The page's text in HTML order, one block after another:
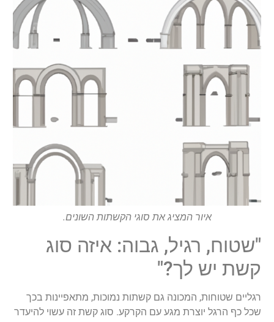
איור המציג את סוגי הקשתות השונים.
"שטוח, רגיל, גבוה: איזה סוג
קשת יש לך?"
רגליים שטוחות, המכונה גם קשתות נמוכות, מתאפיינות בכך
שכל כף הרגל יוצרת מגע עם הקרקע. סוג קשת זה עשוי להיעדר